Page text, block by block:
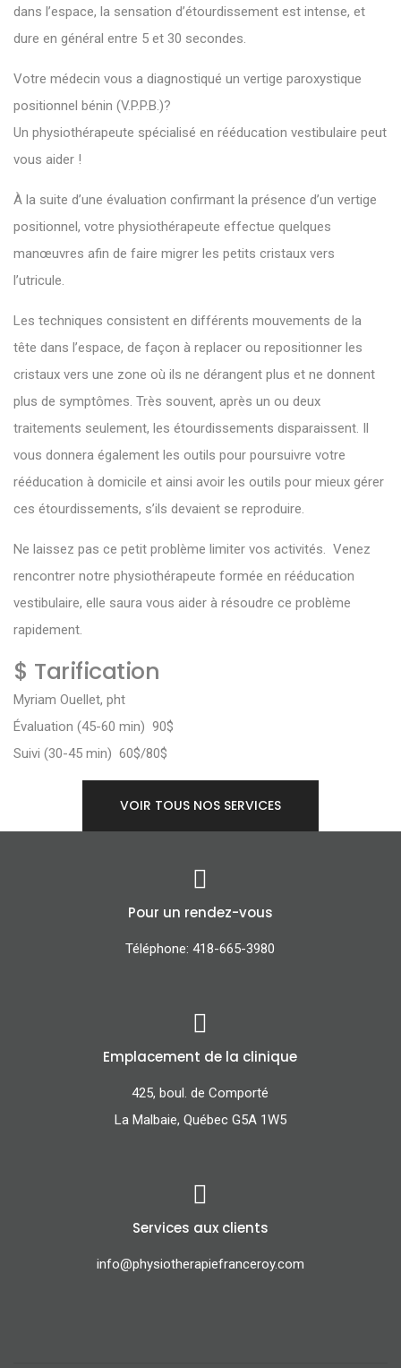
dans l’espace, la sensation d’étourdissement est intense, et
dure en général entre 5 et 30 secondes.
Votre médecin vous a diagnostiqué un vertige paroxystique
positionnel bénin (V.P.P.B.)?
Un physiothérapeute spécialisé en rééducation vestibulaire peut
vous aider !
À la suite d’une évaluation confirmant la présence d’un vertige
positionnel, votre physiothérapeute effectue quelques
manœuvres afin de faire migrer les petits cristaux vers
l’utricule.
Les techniques consistent en différents mouvements de la
tête dans l’espace, de façon à replacer ou repositionner les
cristaux vers une zone où ils ne dérangent plus et ne donnent
plus de symptômes. Très souvent, après un ou deux
traitements seulement, les étourdissements disparaissent. Il
vous donnera également les outils pour poursuivre votre
rééducation à domicile et ainsi avoir les outils pour mieux gérer
ces étourdissements, s’ils devaient se reproduire.
Ne laissez pas ce petit problème limiter vos activités. Venez
rencontrer notre physiothérapeute formée en rééducation
vestibulaire, elle saura vous aider à résoudre ce problème
rapidement.
$ Tarification
Myriam Ouellet, pht
Évaluation (45-60 min) 90$
Suivi (30-45 min) 60$/80$
VOIR TOUS NOS SERVICES
Pour un rendez-vous
Téléphone: 418-665-3980
Emplacement de la clinique
425, boul. de Comporté
La Malbaie, Québec G5A 1W5
Services aux clients
info@physiotherapiefranceroy.com